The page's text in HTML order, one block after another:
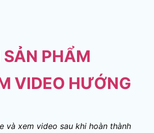
SẢN PHẨM
VIDEO HƯỚNG
và xem video sau khi hoàn thành